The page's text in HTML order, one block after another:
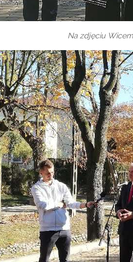
Na zdjęciu